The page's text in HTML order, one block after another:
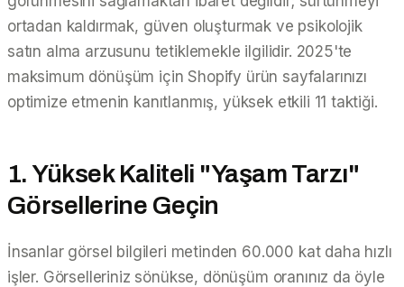
ortadan kaldırmak, güven oluşturmak ve psikolojik
satın alma arzusunu tetiklemekle ilgilidir. 2025'te
maksimum dönüşüm için Shopify ürün sayfalarınızı
optimize etmenin kanıtlanmış, yüksek etkili 11 taktiği.
1. Yüksek Kaliteli "Yaşam Tarzı"
Görsellerine Geçin
İnsanlar görsel bilgileri metinden 60.000 kat daha hızlı
işler. Görselleriniz sönükse, dönüşüm oranınız da öyle